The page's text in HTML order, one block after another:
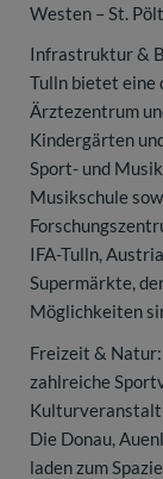
Westen – St.
Infrastruktur &
Tulln bietet eine
Ärztezentrum
Kindergärten
Sport- und
Musikschule
IFA-Tulln,
Supermärkte,
Möglichkeiten
Freizeit & Natur:
zahlreiche
Die Donau,
laden zum